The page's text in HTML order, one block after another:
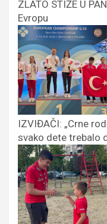
ZLATO STIŽE U
Evropu
IZVIĐAČI: „Crne
svako dete trebalo